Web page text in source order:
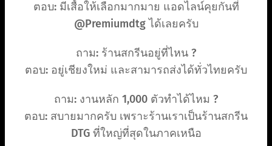
ตอบ: มีเสื้อให้เลือกมากมาย แอดไลน์คุยกันที่
@Premiumdtg ได้เลยครับ
ถาม: ร้านสกรีนอยู่ที่ไหน ?
ตอบ: อยู่เชียงใหม่ และสามารถส่งได้ทั่วไทยครับ
ถาม: งานหลัก 1,000 ตัวทำได้ไหม ?
ตอบ: สบายมากครับ เพราะร้านเราเป็นร้านสกรีน
DTG ที่ใหญ่ที่สุดในภาคเหนือ